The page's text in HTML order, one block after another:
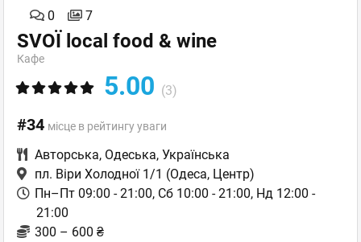
0 7
SVOЇ local food & wine
Кафе
5.00 (3)
#34 місце в рейтингу уваги
Авторська, Одеська, Українська
пл. Віри Холодної 1/1 (Одеса, Центр)
Пн–Пт 09:00 - 21:00, Сб 10:00 - 21:00, Нд 12:00 -
21:00
300 – 600 ₴